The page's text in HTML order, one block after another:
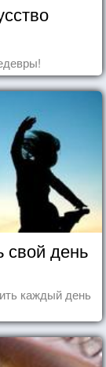
свой день
каждый день